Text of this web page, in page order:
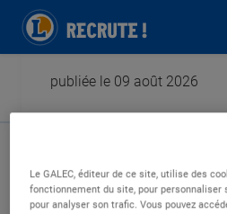
publiée le 09 août 2026
Type de contrat :
Expérience :
Le GALEC, éditeur de ce site, utilise des
fonctionnement du site, pour
pour analyser son trafic. Vous pouvez